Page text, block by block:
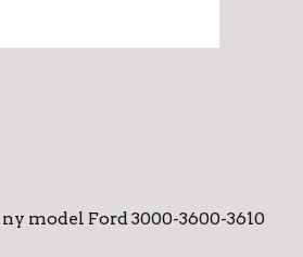
model Ford 3000-3600-3610